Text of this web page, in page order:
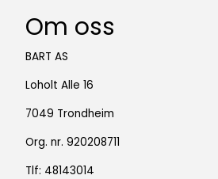
Om oss
BART AS
Loholt Alle 16
7049 Trondheim
Org. nr. 920208711
Tlf: 48143014